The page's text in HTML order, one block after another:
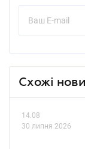
Схожі
14.08
30 липня 2026